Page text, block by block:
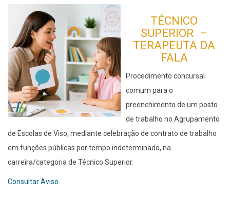
TÉCNICO
SUPERIOR –
TERAPEUTA DA
FALA
Procedimento concursal
comum para o
preenchimento de um posto
de trabalho no Agrupamento
de Escolas de Viso, mediante celebração de contrato de trabalho
em funções públicas por tempo indeterminado, na
carreira/categoria de Técnico Superior.
Consultar Aviso